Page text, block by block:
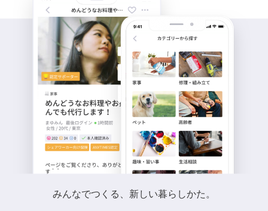
みんなでつくる、新しい暮らしかた。